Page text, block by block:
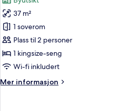
bildene
av
Rom
–
superior
37 m²
1 soverom
Plass til 2 personer
1 kingsize-seng
Wi-fi inkludert
Mer informasjon
Mer